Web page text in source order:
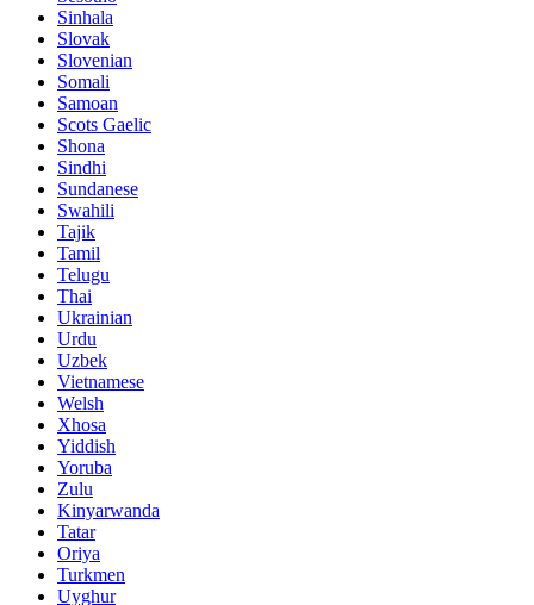
Sinhala
Slovak
Slovenian
Somali
Samoan
Scots Gaelic
Shona
Sindhi
Sundanese
Swahili
Tajik
Tamil
Telugu
Thai
Ukrainian
Urdu
Uzbek
Vietnamese
Welsh
Xhosa
Yiddish
Yoruba
Zulu
Kinyarwanda
Tatar
Oriya
Turkmen
Uyghur